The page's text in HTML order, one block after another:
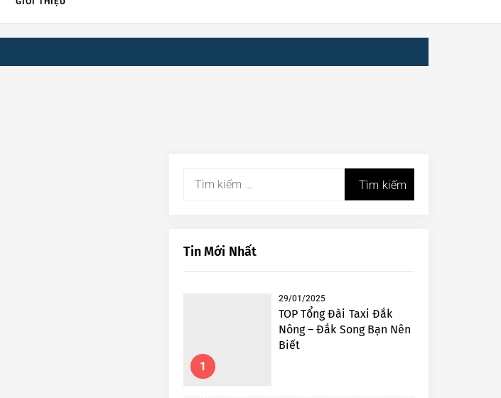
Tìm
Tin Mới Nhất
1
29/01/2025
TOP Tổng Đài Taxi Đắk
Nông – Đắk Song Bạn Nên
Biết